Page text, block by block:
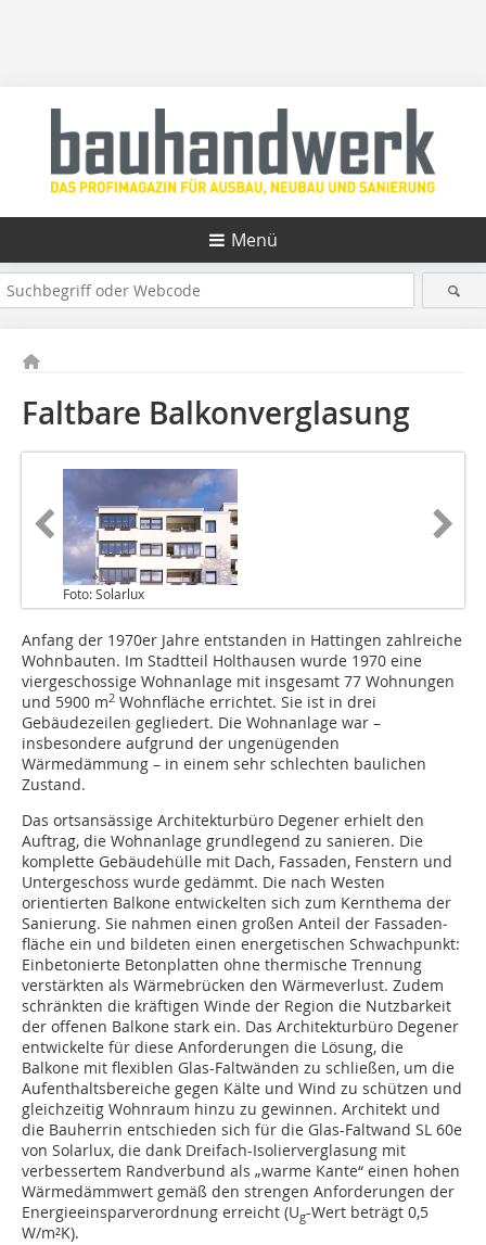
Menü
Faltbare Balkonverglasung
Foto: Solarlux
Anfang der 1970er Jahre entstanden in Hattingen zahlreiche
Wohnbauten. Im Stadt­teil Holthausen wurde 1970 eine
viergeschossige Wohn­an­lage mit insgesamt 77 Woh­nungen
und 5900 m2 Wohnfläche errichtet. Sie ist in drei
Gebäudezeilen gegliedert. Die Wohnanlage war –
insbesondere aufgrund der ungenügenden
Wärmedämmung – in einem sehr schlechten bau­lichen
Zustand.
Das ortsansässige Architekturbüro Degener erhielt den
Auftrag, die Wohnanlage grundlegend zu sanieren. Die
komplette Gebäudehülle mit Dach, Fassaden, Fenstern und
Untergeschoss wurde gedämmt. Die nach Westen
orientierten Balkone entwickelten sich zum Kernthema der
Sanierung. Sie nahmen einen großen Anteil der Fas­sa­den­
fläche ein und bildeten einen energetischen Schwachpunkt:
Einbetonierte Betonplatten ohne thermische Trennung
verstärkten als Wärme­brücken den Wärmeverlust. Zudem
schränkten die kräftigen Winde der Region die Nutzbarkeit
der offenen Balkone stark ein. Das Architekturbüro Degener
entwickelte für diese Anforderungen die Lösung, die
Balkone mit flexiblen Glas-Faltwänden zu schließen, um die
Aufenthaltsbereiche gegen Kälte und Wind zu schützen und
gleichzeitig Wohnraum hinzu zu gewinnen. Architekt und
die Bauherrin entschieden sich für die Glas-Faltwand SL 60e
von Solarlux, die dank Dreifach-Isolierverglasung mit
verbessertem Randverbund als „warme Kante“ einen hohen
Wärmedämmwert gemäß den strengen Anforderungen der
Energie­einsparverordnung erreicht (Ug-Wert beträgt 0,5
W/m²K).